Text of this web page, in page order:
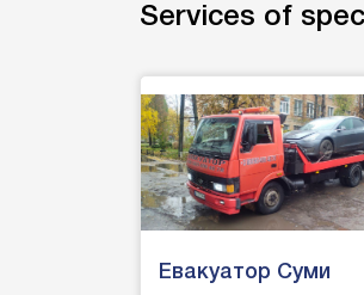
Services of
Евакуатор Суми